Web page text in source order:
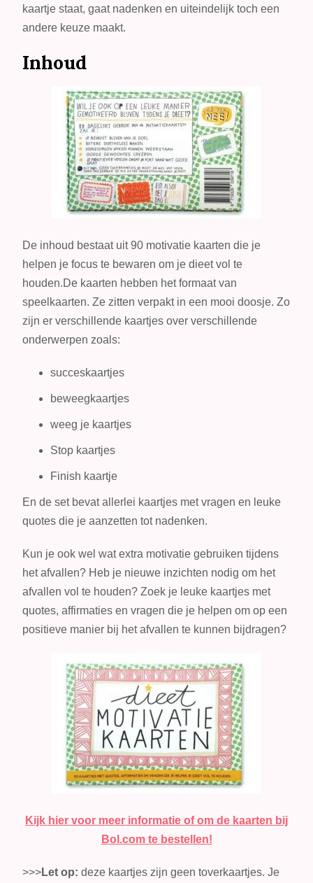
kaartje staat, gaat nadenken en uiteindelijk toch een
andere keuze maakt.
Inhoud
De inhoud bestaat uit 90 motivatie kaarten die je
helpen je focus te bewaren om je dieet vol te
houden.De kaarten hebben het formaat van
speelkaarten. Ze zitten verpakt in een mooi doosje. Zo
zijn er verschillende kaartjes over verschillende
onderwerpen zoals:
succeskaartjes
beweegkaartjes
weeg je kaartjes
Stop kaartjes
Finish kaartje
En de set bevat allerlei kaartjes met vragen en leuke
quotes die je aanzetten tot nadenken.
Kun je ook wel wat extra motivatie gebruiken tijdens
het afvallen? Heb je nieuwe inzichten nodig om het
afvallen vol te houden? Zoek je leuke kaartjes met
quotes, affirmaties en vragen die je helpen om op een
positieve manier bij het afvallen te kunnen bijdragen?
Kijk hier voor meer informatie of om de kaarten bij
Bol.com te bestellen!
>>>Let op: deze kaartjes zijn geen toverkaartjes. Je